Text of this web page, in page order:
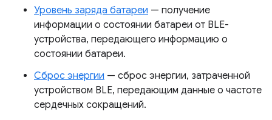
Уровень заряда батареи — получение
информации о состоянии батареи от BLE-
устройства, передающего информацию о
состоянии батареи.
Сброс энергии — сброс энергии, затраченной
устройством BLE, передающим данные о частоте
сердечных сокращений.